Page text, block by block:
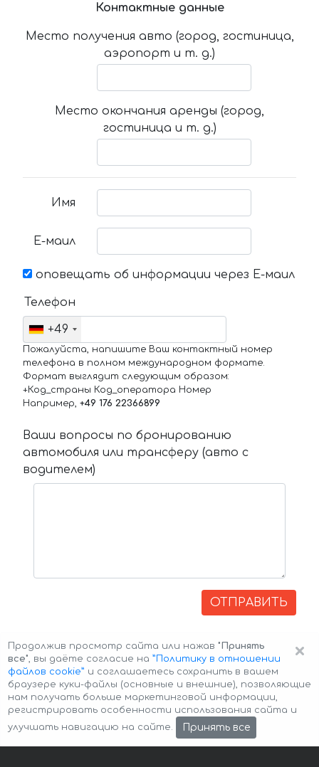
Контактные данные
Место получения авто (город, гостиница,
аэропорт и т. д.)
Место окончания аренды (город,
гостиница и т. д.)
Имя
Е-маил
оповещать об информации через Е-маил
Телефон
+49
Пожалуйста, напишите Ваш контактный номер
телефона в полном международном формате.
Формат выглядит следующим образом:
+Код_страны Код_оператора Номер
Например, +49 176 22366899
Ваши вопросы по бронированию
автомобиля или трансферу (авто с
водителем)
ОТПРАВИТЬ
Авторские права © 2026 Авто-Аренда Cookie Policy
×
Продолжив просмотр сайта или нажав "Принять
все", вы даёте согласие на ”Политику в отношении
файлов cookie” и соглашаетесь сохранить в вашем
браузере куки-файлы (основные и внешние), позволяющие
нам получать больше маркетинговой информации,
регистрировать особенности использования сайта и
улучшать навигацию на сайте.
Принять все